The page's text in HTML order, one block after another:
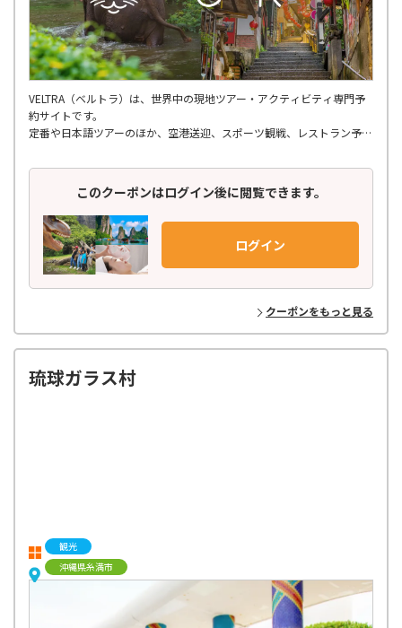
VELTRA（ベルトラ）は、世界中の現地ツアー・アクティビティ専門予
約サイトです。
定番や日本語ツアーのほか、空港送迎、スポーツ観戦、レストラン予
さらには個人では手配しにくいような穴場ツアーまで、多種多様なアク
ティビティが揃っています。
世界150ヶ国以上の地域を網羅し、21,000種類以上もの商品を掲載。
日本語での予約はもちろん、旅行前の相談から参加後のフォローまで、
お客様に寄り添ったきめ細やかなサポート体制で安心してご参加いただ
けます。
ベルトラのバイヤーが世界中を飛び回り、現地パートナーと
丁寧に作り上げた高品質のアクティビティだけをラインナップ！
お客様からのフィードバックをもとに、最新トレンドや
多種多様なニーズに応えるオリジナルプランを企画・開発し、お届けし
ています。
このクーポンはログイン後に閲覧できます。
ログイン
クーポンをもっと見る
琉球ガラス村
観光
沖縄県糸満市